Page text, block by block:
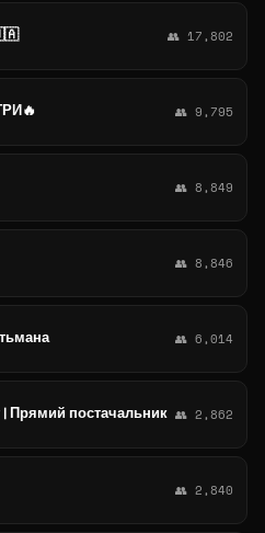
👥 17,802
👥 9,795
👥 8,849
👥 8,846
👥 6,014
| Прямий постачальник 👥 2,862
👥 2,840